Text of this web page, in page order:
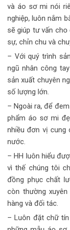
và áo sơ mi nói
nghiệp, luôn nắm
sẽ giúp tư vấn
sự, chỉn chu và
– Với quý trình
ngũ nhân công
sản xuất chuyên
số lượng lớn.
– Ngoài ra, để
phẩm áo sơ mi
nhiều đơn vị cung
nước.
– HH luôn hiểu
vì thế chúng tôi
đồng phục chất
còn thường
hàng và đối tác.
– Luôn đặt chữ